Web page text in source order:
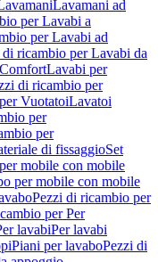
Lavamani ad
per Lavabi a
per Lavabi ad
di ricambio per Lavabi da
Lavabi per
di ricambio per
VuotatoiLavatoi
per
per
di fissaggioSet
mobile con mobile
per mobile con mobile
Pezzi di ricambio per
per Per
lavabiPer lavabi
Piani per lavaboPezzi di